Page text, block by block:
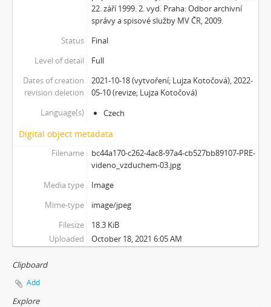
22. září 1999. 2. vyd. Praha: Odbor archivní
správy a spisové služby MV ČR, 2009.
Status
Final
Level of detail
Full
Dates of creation
revision deletion
2021-10-18 (vytvoření; Lujza Kotočová), 2022-
05-10 (revize; Lujza Kotočová)
Language(s)
Czech
Digital object metadata
Filename
bc44a170-c262-4ac8-97a4-cb527bb89107-PRE-
videno_vzduchem-03.jpg
Media type
Image
Mime-type
image/jpeg
Filesize
18.3 KiB
Uploaded
October 18, 2021 6:05 AM
Clipboard
Add
Explore